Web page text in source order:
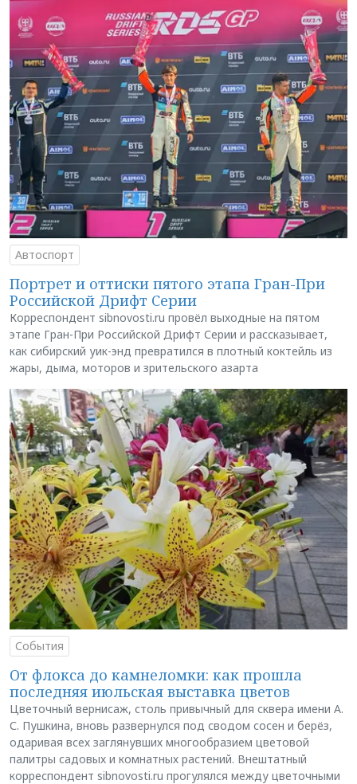
Автоспорт
Портрет и оттиски пятого этапа Гран-При
Российской Дрифт Серии
Корреспондент sibnovosti.ru провёл выходные на пятом
этапе Гран-При Российской Дрифт Серии и рассказывает,
как сибирский уик-энд превратился в плотный коктейль из
жары, дыма, моторов и зрительского азарта
События
От флокса до камнеломки: как прошла
последняя июльская выставка цветов
Цветочный вернисаж, столь привычный для сквера имени А.
С. Пушкина, вновь развернулся под сводом сосен и берёз,
одаривая всех заглянувших многообразием цветовой
палитры садовых и комнатных растений. Внештатный
корреспондент sibnovosti.ru прогулялся между цветочными